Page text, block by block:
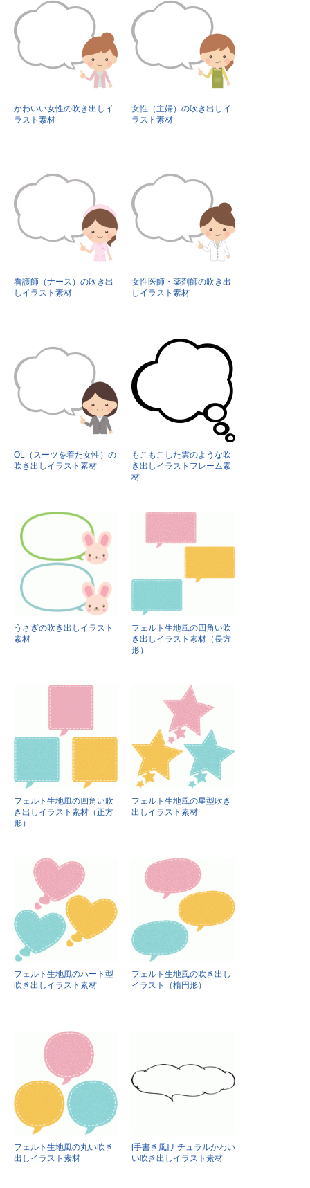
かわいい女性の吹き出しイ
ラスト素材
女性（主婦）の吹き出しイ
ラスト素材
看護師（ナース）の吹き出
しイラスト素材
女性医師・薬剤師の吹き出
しイラスト素材
OL（スーツを着た女性）の
吹き出しイラスト素材
もこもこした雲のような吹
き出しイラストフレーム素
材
うさぎの吹き出しイラスト
素材
フェルト生地風の四角い吹
き出しイラスト素材（長方
形）
フェルト生地風の四角い吹
き出しイラスト素材（正方
形）
フェルト生地風の星型吹き
出しイラスト素材
フェルト生地風のハート型
吹き出しイラスト素材
フェルト生地風の吹き出し
イラスト（楕円形）
フェルト生地風の丸い吹き
出しイラスト素材
[手書き風]ナチュラルかわい
い吹き出しイラスト素材